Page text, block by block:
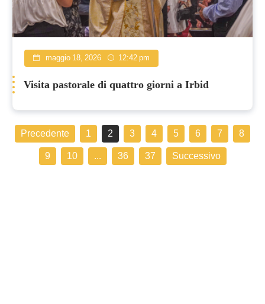
maggio 18, 2026 12:42 pm
Visita pastorale di quattro giorni a Irbid
Precedente 1 2 3 4 5 6 7
8
9
10 ... 36 37 Successivo